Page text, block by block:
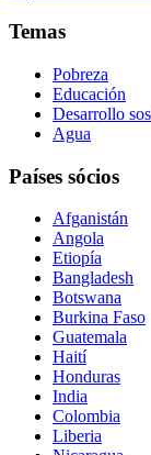
Temas
Pobreza
Educación
Desarrollo
Agua
Países sócios
Afganistán
Angola
Etiopía
Bangladesh
Botswana
Burkina Faso
Guatemala
Haití
Honduras
India
Colombia
Liberia